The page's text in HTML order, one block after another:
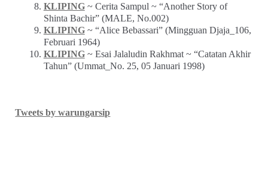
KLIPING~ Cerita Sampul ~ “Another Story of
Shinta Bachir” (MALE, No.002)
KLIPING~ “Alice Bebassari” (Mingguan Djaja_106,
Februari 1964)
KLIPING~ Esai Jalaludin Rakhmat ~ “Catatan Akhir
Tahun” (Ummat_No. 25, 05 Januari 1998)
Tweets by warungarsip